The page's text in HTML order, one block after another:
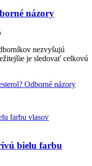
názory
nezvyšujú
je sledovať celkovú
Odborné názory
bielu farbu